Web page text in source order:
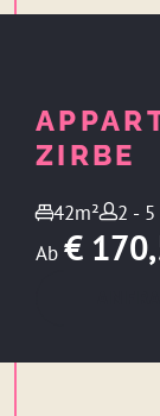
ZIRBE
42m²
2 -
Ab €